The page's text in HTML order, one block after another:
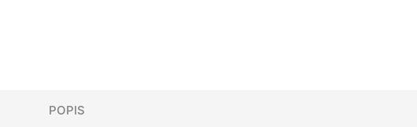
POPIS